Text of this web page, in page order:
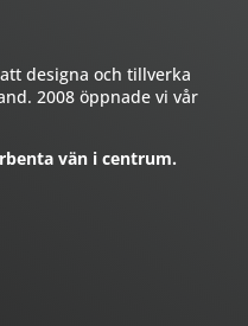
designa och tillverka
2008 öppnade vi vår
vän i centrum.